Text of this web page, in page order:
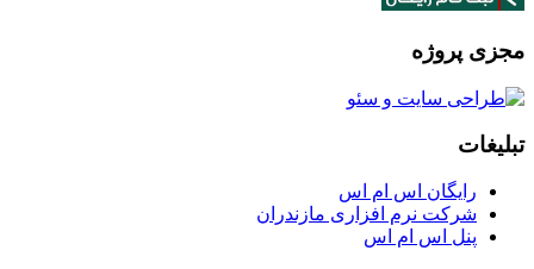
مجزی پروژه
تبلیغات
رایگان اس ام اس
شرکت نرم افزاری مازندران
پنل اس ام اس